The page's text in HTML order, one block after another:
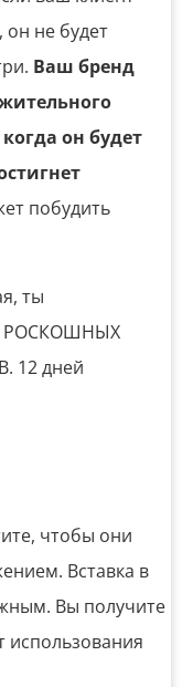
он не будет
Ваш бренд
он будет
побудить
чтобы они
Вставка в
Вы получите